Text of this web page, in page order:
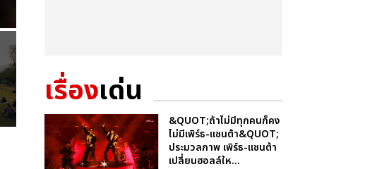
เรื่องเด่น
&QUOT;ถ้าไม่มีทุกคนก็คง
ไม่มีเพิร์ธ-แซนต้า&QUOT;
ประมวลภาพ เพิร์ธ-แซนต้า
เปลี่ยนฮอลล์ให...